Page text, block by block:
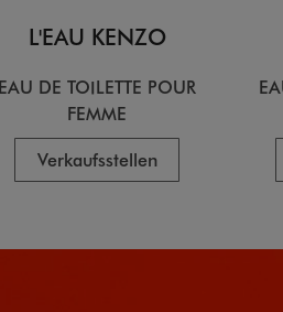
L'EAU KENZO
EAU DE TOILETTE POUR
FEMME
Verkaufsstellen